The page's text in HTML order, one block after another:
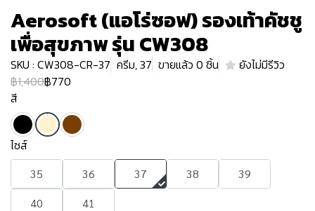
Aerosoft (แอโร่ซอฟ) รองเท้าคัชชู
เพื่อสุขภาพ รุ่น CW308
SKU : CW308-CR-37 ครีม, 37 ขายแล้ว 0 ชิ้น
ยังไม่มีรีวิว
฿1,400฿770
สี
ไซส์
35 36 37 38
39
40
41